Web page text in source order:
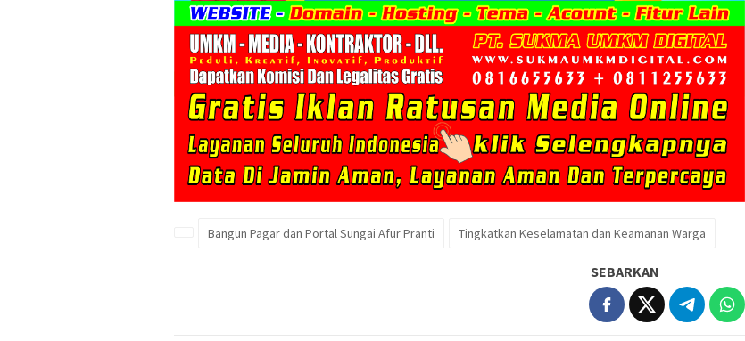
Bangun Pagar dan Portal Sungai Afur Pranti Tingkatkan Keselamatan dan Keamanan Warga
SEBARKAN